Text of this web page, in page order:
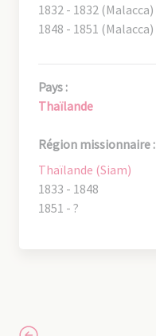
1832 - 1832 (Malacca)
1848 - 1851 (Malacca)
Pays :
Thaïlande
Région missionnaire :
Thaïlande (Siam)
1833 - 1848
1851 - ?